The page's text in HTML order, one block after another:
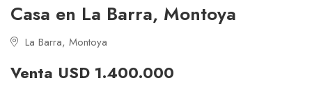
Casa en La Barra, Montoya
La Barra, Montoya
Venta USD 1.400.000